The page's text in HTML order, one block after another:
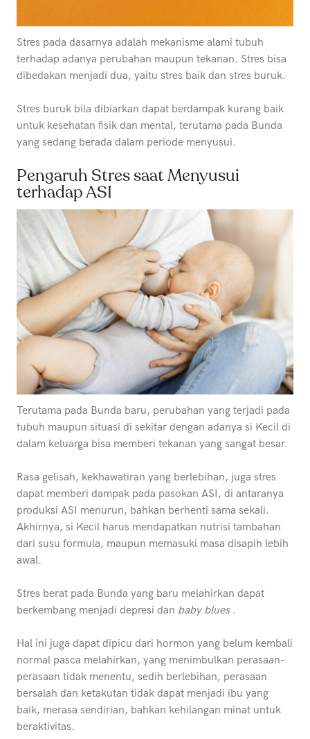
Stres pada dasarnya adalah mekanisme alami tubuh
terhadap adanya perubahan maupun tekanan. Stres bisa
dibedakan menjadi dua, yaitu stres baik dan stres buruk.
Stres buruk bila dibiarkan dapat berdampak kurang baik
untuk kesehatan fisik dan mental, terutama pada Bunda
yang sedang berada dalam periode menyusui.
Pengaruh Stres saat Menyusui
terhadap ASI
Terutama pada Bunda baru, perubahan yang terjadi pada
tubuh maupun situasi di sekitar dengan adanya si Kecil di
dalam keluarga bisa memberi tekanan yang sangat besar.
Rasa gelisah, kekhawatiran yang berlebihan, juga stres
dapat memberi dampak pada pasokan ASI, di antaranya
produksi ASI menurun, bahkan berhenti sama sekali.
Akhirnya, si Kecil harus mendapatkan nutrisi tambahan
dari susu formula, maupun memasuki masa disapih lebih
awal.
Stres berat pada Bunda yang baru melahirkan dapat
berkembang menjadi depresi dan baby blues .
Hal ini juga dapat dipicu dari hormon yang belum kembali
normal pasca melahirkan, yang menimbulkan perasaan-
perasaan tidak menentu, sedih berlebihan, perasaan
bersalah dan ketakutan tidak dapat menjadi ibu yang
baik, merasa sendirian, bahkan kehilangan minat untuk
beraktivitas.